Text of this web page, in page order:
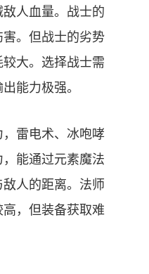
人血量。战士的
。但战士的劣势
大。选择战士需
能力极强。
雷电术、冰咆哮
能通过元素魔法
人的距离。法师
，但装备获取难